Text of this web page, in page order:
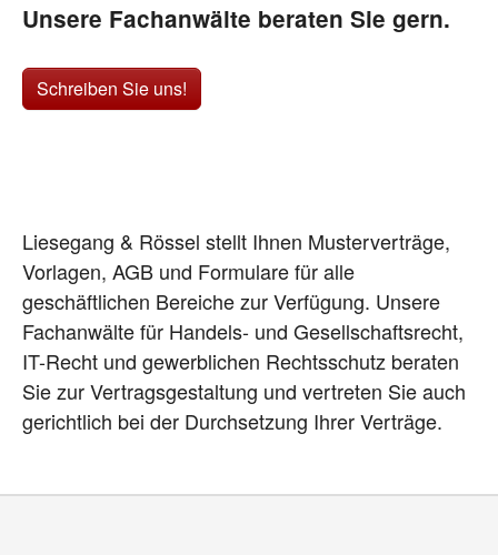
Unsere Fachanwälte beraten Sie gern.
Schreiben Sie uns!
Liesegang & Rössel stellt Ihnen Musterverträge,
Vorlagen, AGB und Formulare für alle
geschäftlichen Bereiche zur Verfügung. Unsere
Fachanwälte für Handels- und Gesellschaftsrecht,
IT-Recht und gewerblichen Rechtsschutz beraten
Sie zur Vertragsgestaltung und vertreten Sie auch
gerichtlich bei der Durchsetzung Ihrer Verträge.